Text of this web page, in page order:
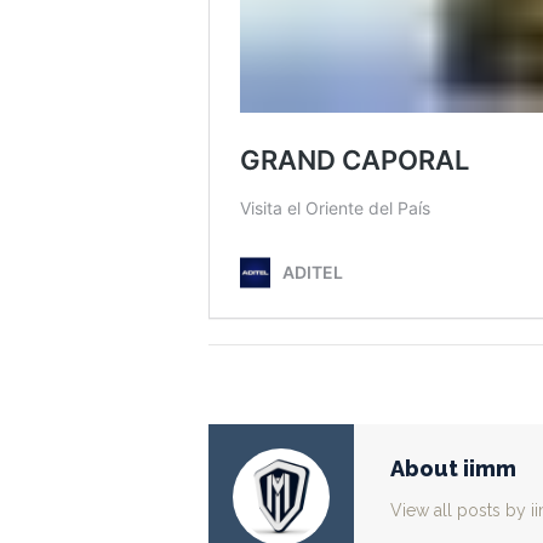
About iimm
View all posts by